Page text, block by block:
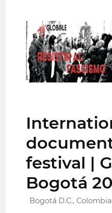
festival |
Bogotá
Bogotá D.C., Colombia